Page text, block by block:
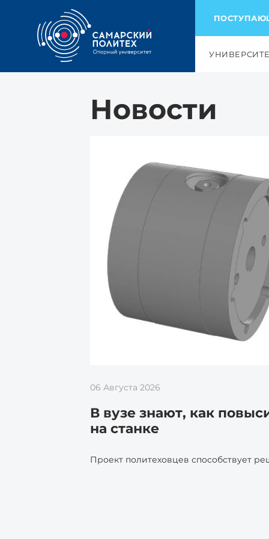
Новости
06 Августа 2026
В вузе знают, как
на станке
Проект политеховцев способствует